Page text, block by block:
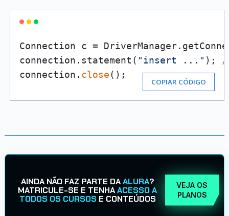
Connection c =
connection.statement( "insert ..." );
connection. close();
COPIAR CÓDIGO
AINDA NÃO FAZ PARTE DAALURA?
MATRICULE-SE E TENHAACESSO A
TODOS OS CURSOS E CONTEÚDOS
VEJA OS
PLANOS